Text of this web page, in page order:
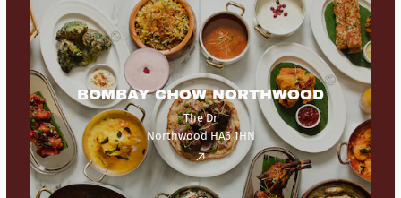
BOMBAY CHOW NORTHWOOD
The Dr
Northwood HA6 1HN